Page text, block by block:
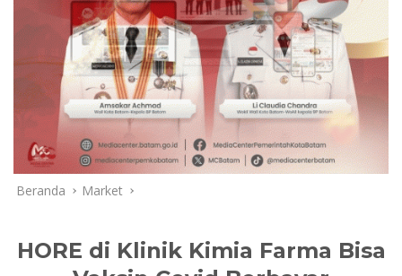
Beranda Market
HORE di Klinik Kimia Farma Bisa